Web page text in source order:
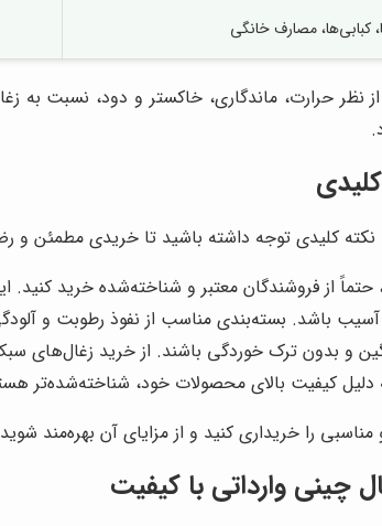
کبابی‌ها، مصارف خانگی
حرارت، ماندگاری، خاکستر و دود، نسبت به
نکته کلیدی توجه داشته باشید تا خریدی مطمئن
حتماً از فروشندگان معتبر و شناخته‌شده خرید
آسیب باشد. بسته‌بندی مناسب از نفوذ رطوبت و
و بدون ترک خوردگی باشند. از خرید زغال‌های
دلیل کیفیت بالای محصولات خود، شناخته‌شده‌تر
را خریداری کنید و از مزایای آن بهره‌مند
چینی وارداتی با کیفیت